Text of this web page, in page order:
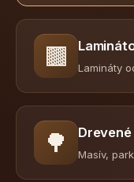
🟫 Lamináty
🌳 Masív,